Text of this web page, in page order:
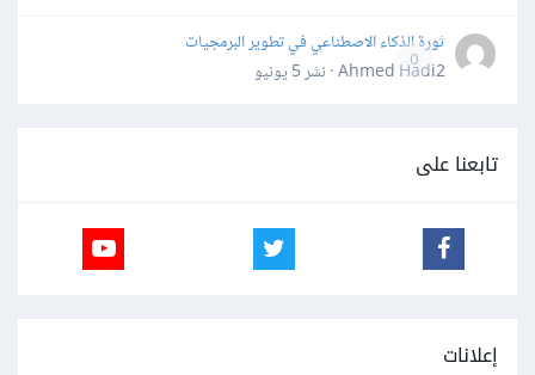
0
ثورة الذكاء الاصطناعي في تطوير البرمجيات
Ahmed Hadi2 · نشر
5 يونيو
تابعنا على
إعلانات